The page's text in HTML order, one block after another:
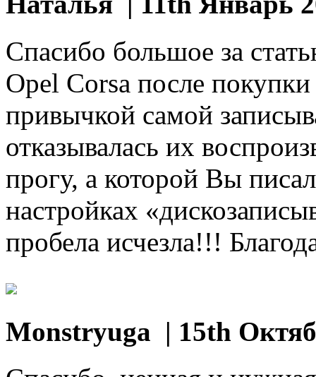
Спасибо большое за
Opel Corsa после
привычкой самой
отказывалась их
прогу, а которой Вы
настройках
пробела исчезла!!!
Monstryuga | 15th